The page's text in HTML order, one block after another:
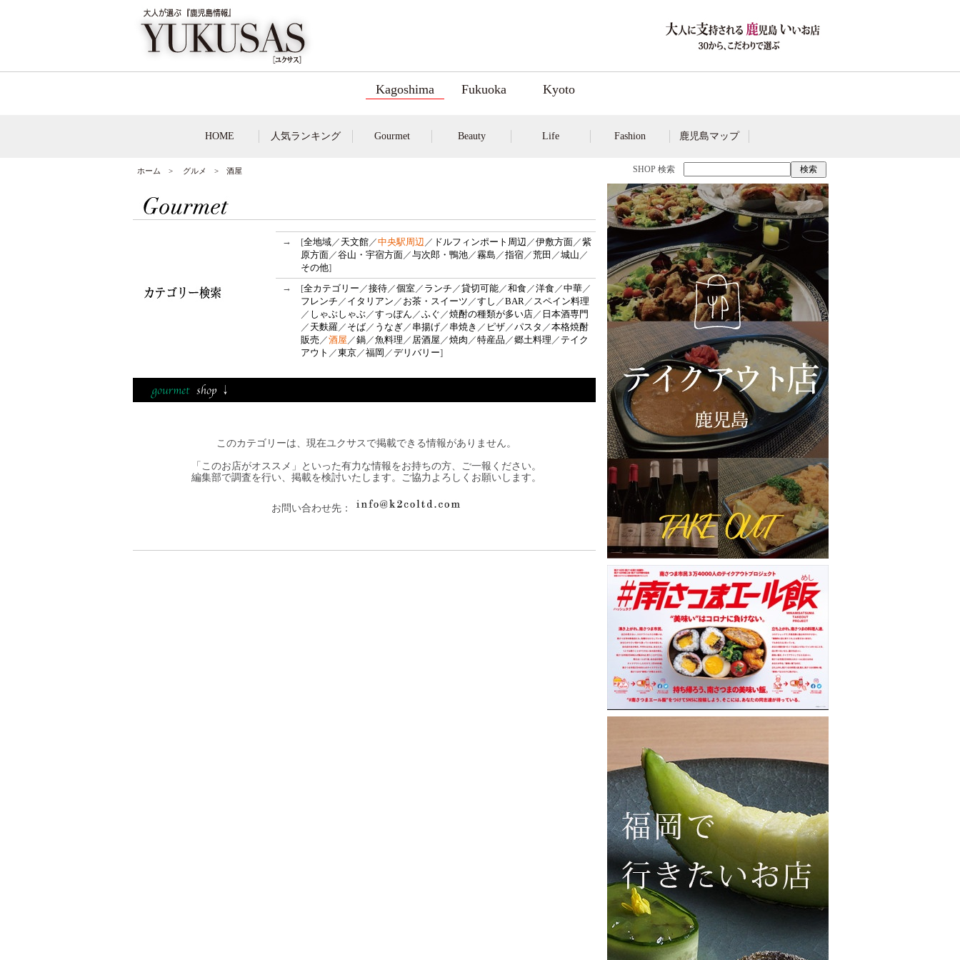
Kagoshima Fukuoka Kyoto
HOME 人気ランキング Gourmet Beauty Life Fashion 鹿児島マップ
ホーム > グルメ > 酒屋 SHOP 検索
→ [全地域／ 天文館／中央駅周辺 ／ ドルフィンポート周辺 ／伊敷方面／紫
原方面／谷山・宇宿方面／与次郎・鴨池／霧島 ／指宿／荒田 ／城山 ／
その他]
→
[全カテゴリー ／接待／個室／ ランチ ／貸切可能／和食／洋食／中華／
フレンチ ／ イタリアン ／ お茶・スイーツ ／すし ／BAR／ スペイン料理
／ しゃぶしゃぶ／すっぽん ／ふぐ ／焼酎の種類が多い店／ 日本酒専門
／ 天麩羅／ そば／ うなぎ／ 串揚げ／ 串焼き ／ ピザ／パスタ ／本格焼酎
販売 ／酒屋 ／鍋／魚料理 ／ 居酒屋 ／焼肉 ／特産品 ／郷土料理 ／ テイク
アウト ／東京／福岡 ／デリバリー]
このカテゴリーは、現在ユクサスで掲載できる情報がありません。
「このお店がオススメ」といった有力な情報をお持ちの方、ご一報ください。
編集部で調査を行い、掲載を検討いたします。ご協力よろしくお願いします。
お問い合わせ先：